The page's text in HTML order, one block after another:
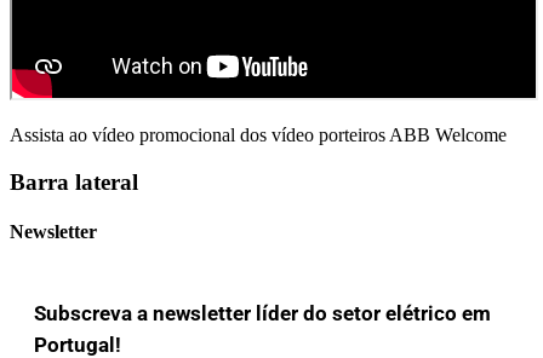
Assista ao vídeo promocional dos vídeo porteiros ABB Welcome
Barra lateral
Newsletter
Subscreva a newsletter líder do setor elétrico em
Portugal!